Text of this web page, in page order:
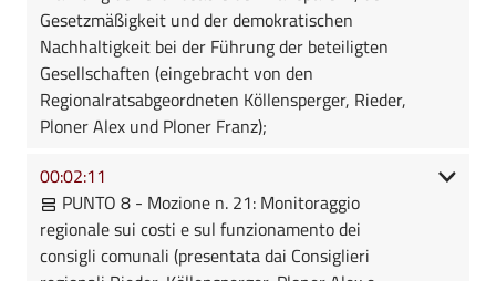
Gesetzmäßigkeit und der demokratischen
Nachhaltigkeit bei der Führung der beteiligten
Gesellschaften (eingebracht von den
Regionalratsabgeordneten Köllensperger, Rieder,
Ploner Alex und Ploner Franz);
00:02:11
PUNTO 8 - Mozione n. 21: Monitoraggio
regionale sui costi e sul funzionamento dei
consigli comunali (presentata dai Consiglieri